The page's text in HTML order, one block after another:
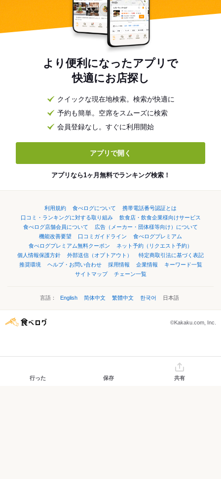
より便利になったアプリで
快適にお店探し
クイックな現在地検索。検索が快適に
予約も簡単。空席をスムーズに検索
会員登録なし。すぐに利用開始
アプリで開く
アプリなら1ヶ月無料でランキング検索！
利用規約 食べログについて
携帯電話番号認証とは
口コミ・ランキングに対する取り組み
飲食店・飲食企業様向けサービス
食べログ店舗会員について
広告（メーカー・団体様等向け）について
機能改善要望
口コミガイドライン
食べログプレミアム
食べログプレミアム無料クーポン
ネット予約（リクエスト予約）
個人情報保護方針
外部送信（オプトアウト）
特定商取引法に基づく表記
推奨環境
ヘルプ・お問い合わせ 採用情報 企業情報
キーワード一覧
サイトマップ
チェーン一覧
言語： English 简体中文 繁體中文 한국어 日本語
©Kakaku.com, Inc.
行った 保存 共有